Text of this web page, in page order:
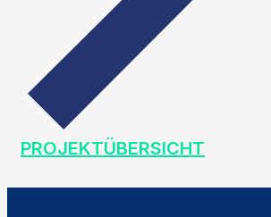
PROJEKTÜBERSICHT